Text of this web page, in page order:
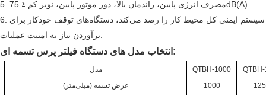
5. مصرف انرژی پایین، راندمان بالا، دور موتور پایین، نویز کم ≤
75dB(A)
6. سیستم ایمنی کل محیط کار را رصد می‌کند، دستگاه‌های توقف خودکار برای
برآوردن نیاز به امنیت عملیات.
انتخاب مدل های دستگاه فیلتر پرس تسمه ای:
مدل QTBH-1000
عرض تسمه (میلی‌متر)
1000